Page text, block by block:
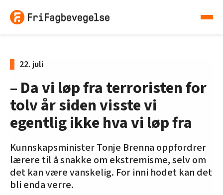
22. juli
– Da vi løp fra terroristen for
tolv år siden ­visste vi
egentlig ikke hva vi løp fra
Kunnskapsminister Tonje Brenna oppfordrer
lærere til å snakke om ekstremisme, selv om
det kan være vanskelig. For inni hodet kan det
bli enda verre.